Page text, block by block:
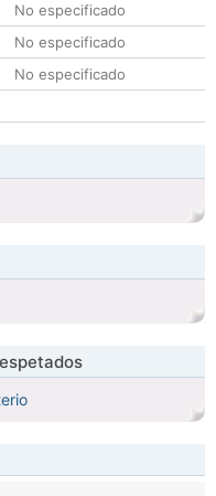
No especificado
No especificado
No especificado